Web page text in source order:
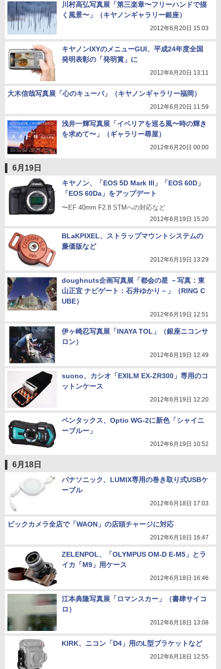
川村高弘写真展「第三楽章〜フリーハンドで描
く風景〜」（キヤノンギャラリー銀座）
2012年6月20日 15:03
キヤノンIXYのメニューGUI、平成24年度全国
発明表彰の「発明賞」に
2012年6月20日 13:11
大木信哉写真展「心のキューバ」（キヤノンギャラリー福岡）
2012年6月20日 11:59
浅井一輝写真展「イベリアを巡る風〜時の輝き
を求めて〜」（ギャラリー尋屋）
2012年6月20日 00:00
6月19日
キヤノン、「EOS 5D Mark III」「EOS 60D」
「EOS 60Da」をアップデート
〜EF 40mm F2.8 STMへの対応など
2012年6月19日 15:20
BLaKPIXEL、ストラップマウントシステムの
廉価版など
2012年6月19日 13:29
doughnuts企画写真展「都会の星 －写真：東
山正宜 ナビゲート：石井ゆかり－」（RING C
UBE）
2012年6月19日 12:51
伊ヶ崎忍写真展「INAYA TOL」（銀座ニコンサ
ロン）
2012年6月19日 12:49
suono、カシオ「EXILM EX-ZR300」専用のコ
ットンケース
2012年6月19日 12:20
ペンタックス、Optio WG-2に新色「シャイニ
ーブルー」
2012年6月19日 10:52
6月18日
パナソニック、LUMIX専用の巻き取り式USBケ
ーブル
2012年6月18日 17:03
ビックカメラ全店で「WAON」の店頭チャージに対応
2012年6月18日 16:47
ZELENPOL、「OLYMPUS OM-D E-M5」とラ
イカ「M9」用ケース
2012年6月18日 16:46
江本典隆写真展「ロマンスカー」（書肆サイコ
ロ）
2012年6月18日 13:08
KIRK、ニコン「D4」用のL型ブラケットなど
2012年6月18日 12:55